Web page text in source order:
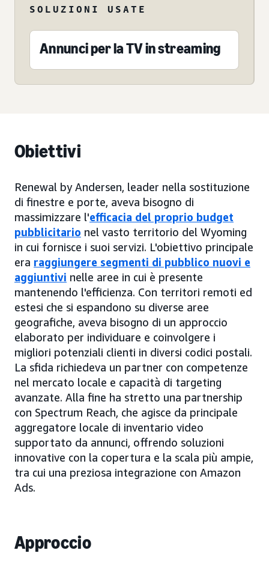
SOLUZIONI USATE
Annunci per la TV in streaming
Obiettivi
Renewal by Andersen, leader nella sostituzione
di finestre e porte, aveva bisogno di
massimizzare l'efficacia del proprio budget
pubblicitario nel vasto territorio del Wyoming
in cui fornisce i suoi servizi. L'obiettivo principale
era raggiungere segmenti di pubblico nuovi e
aggiuntivi nelle aree in cui è presente
mantenendo l'efficienza. Con territori remoti ed
estesi che si espandono su diverse aree
geografiche, aveva bisogno di un approccio
elaborato per individuare e coinvolgere i
migliori potenziali clienti in diversi codici postali.
La sfida richiedeva un partner con competenze
nel mercato locale e capacità di targeting
avanzate. Alla fine ha stretto una partnership
con Spectrum Reach, che agisce da principale
aggregatore locale di inventario video
supportato da annunci, offrendo soluzioni
innovative con la copertura e la scala più ampie,
tra cui una preziosa integrazione con Amazon
Ads.
Approccio